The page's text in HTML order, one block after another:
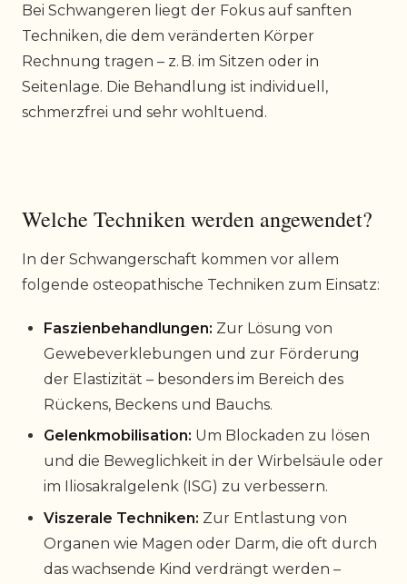
Bei Schwangeren liegt der Fokus auf sanften
Techniken, die dem veränderten Körper
Rechnung tragen – z. B. im Sitzen oder in
Seitenlage. Die Behandlung ist individuell,
schmerzfrei und sehr wohltuend.
Welche Techniken werden angewendet?
In der Schwangerschaft kommen vor allem
folgende osteopathische Techniken zum Einsatz:
Faszienbehandlungen: Zur Lösung von
Gewebeverklebungen und zur Förderung
der Elastizität – besonders im Bereich des
Rückens, Beckens und Bauchs.
Gelenkmobilisation: Um Blockaden zu lösen
und die Beweglichkeit in der Wirbelsäule oder
im Iliosakralgelenk (ISG) zu verbessern.
Viszerale Techniken: Zur Entlastung von
Organen wie Magen oder Darm, die oft durch
das wachsende Kind verdrängt werden –